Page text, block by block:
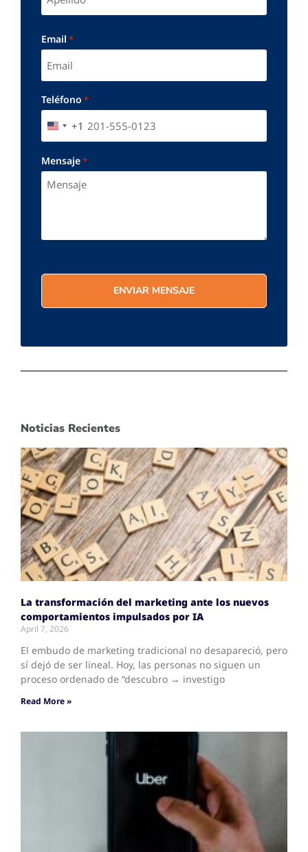
Email *
Teléfono *
UNITED STATES +1
+1
Mensaje*
Noticias Recientes
La transformación del marketing ante los nuevos
comportamientos impulsados por IA
April 7, 2026
El embudo de marketing tradicional no desapareció, pero
sí dejó de ser lineal. Hoy, las personas no siguen un
proceso ordenado de “descubro → investigo
Read More »